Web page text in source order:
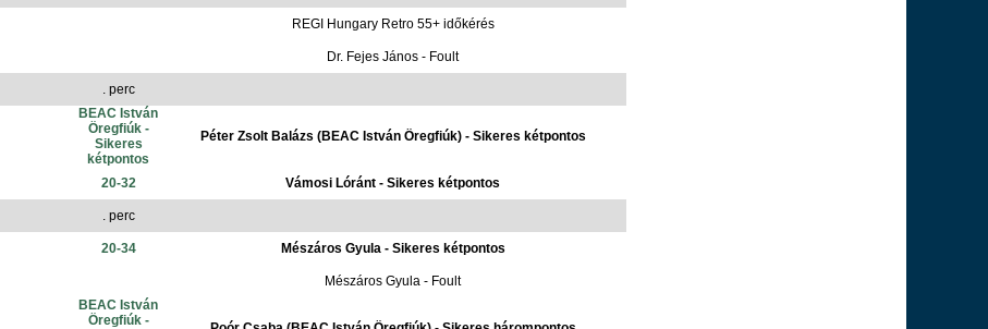
REGI Hungary Retro 55+ időkérés
Dr. Fejes János - Foult
. perc
BEAC István
Öregfiúk -
Sikeres
kétpontos
Péter Zsolt Balázs (BEAC István Öregfiúk) - Sikeres kétpontos
20-32 Vámosi Lóránt - Sikeres kétpontos
. perc
20-34 Mészáros Gyula - Sikeres kétpontos
Mészáros Gyula - Foult
BEAC István
Öregfiúk -